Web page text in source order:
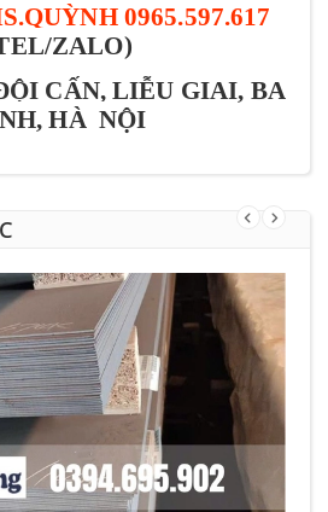
0965.597.617
ZALO)
CẤN, LIỄU GIAI, BA
HÀ NỘI